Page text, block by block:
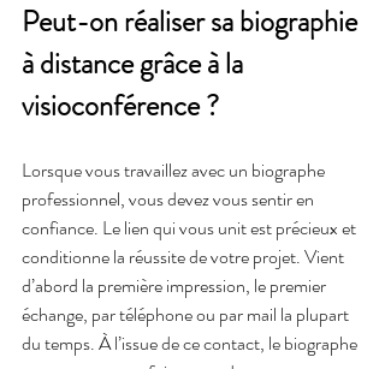
Peut-on réaliser sa biographie
à distance grâce à la
visioconférence ?
Lorsque vous travaillez avec un biographe
professionnel, vous devez vous sentir en
confiance. Le lien qui vous unit est précieux et
conditionne la réussite de votre projet. Vient
d’abord la première impression, le premier
échange, par téléphone ou par mail la plupart
du temps. À l’issue de ce contact, le biographe